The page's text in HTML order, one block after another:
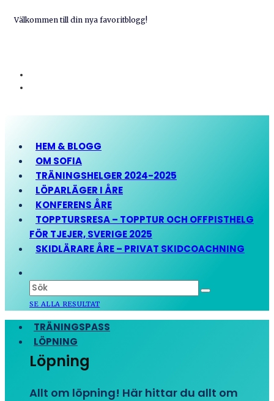
Välkommen till din nya favoritblogg!
HEM & BLOGG
OM SOFIA
TRÄNINGSHELGER 2024-2025
LÖPARLÄGER I ÅRE
KONFERENS ÅRE
TOPPTURSRESA – TOPPTUR OCH OFFPISTHELG
FÖR TJEJER, SVERIGE 2025
SKIDLÄRARE ÅRE – PRIVAT SKIDCOACHNING
SE ALLA RESULTAT
TRÄNINGSPASS
LÖPNING
Löpning
Allt om löpning! Här hittar du allt om